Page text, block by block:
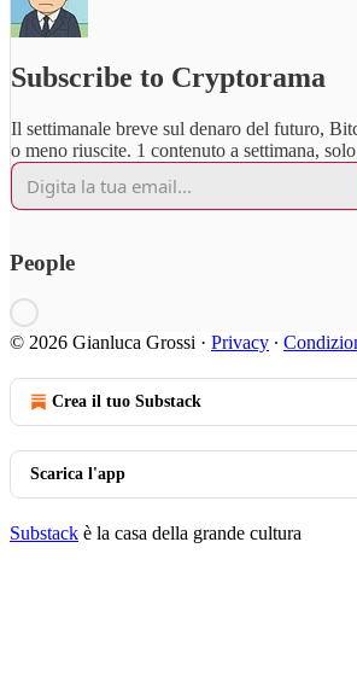
Subscribe to Cryptorama
Il settimanale breve sul denaro del futuro,
o meno riuscite. 1 contenuto a settimana,
People
© 2026 Gianluca Grossi · Privacy ∙
Crea il tuo Substack
Scarica l'app
Substack è la casa della grande cultura